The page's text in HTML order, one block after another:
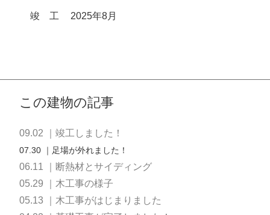
竣 工 2025年8月
この建物の記事
09.02 ｜竣工しました！
07.30 ｜足場が外れました！
06.11 ｜断熱材とサイディング
05.29 ｜木工事の様子
05.13 ｜木工事がはじまりました